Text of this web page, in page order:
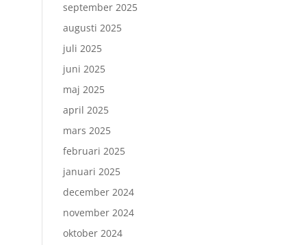
september 2025
augusti 2025
juli 2025
juni 2025
maj 2025
april 2025
mars 2025
februari 2025
januari 2025
december 2024
november 2024
oktober 2024